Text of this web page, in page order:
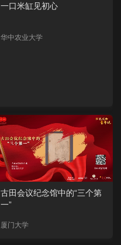
一口米缸见初心
华中农业大学
古田会议纪念馆中的“三个第
一”
厦门大学